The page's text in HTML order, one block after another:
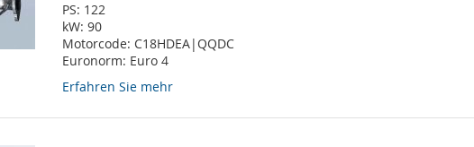
PS: 122
kW:90
Motorcode: C18HDEA|QQDC
Euronorm: Euro 4
Erfahren Sie mehr